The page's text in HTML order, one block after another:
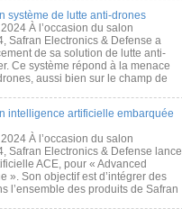
système de lutte anti-drones
À l’occasion du salon
Safran Electronics & Defense a
de sa solution de lutte anti-
Ce système répond à la menace
aussi bien sur le champ de
intelligence artificielle embarquée
À l’occasion du salon
Safran Electronics & Defense lance
ACE, pour « Advanced
». Son objectif est d’intégrer des
l’ensemble des produits de Safran